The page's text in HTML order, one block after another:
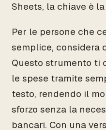
Sheets, la chiave è
Per le persone che
semplice, considera
Questo strumento ti
le spese tramite
testo, rendendo il
sforzo senza la
bancari. Con una